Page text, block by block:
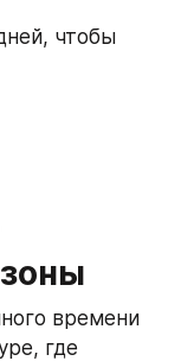
чтобы
времени
где